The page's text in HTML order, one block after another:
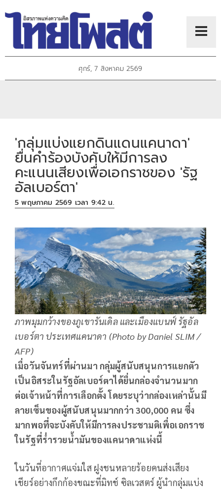
ศุกร์, 7 สิงหาคม 2569
'กลุ่มแบ่งแยกดินแดนแคนาดา'
ยื่นคำร้องบังคับให้มีการลง
คะแนนเสียงเพื่อเอกราชของ 'รัฐ
อัลเบอร์ตา'
5 พฤษภาคม 2569 เวลา 9:42 น.
ภาพมุมกว้างของภูเขารันเดิล และเมืองแบนฟ์ รัฐอัล
เบอร์ตา ประเทศแคนาดา (Photo by Daniel SLIM /
AFP)
เมื่อวันจันทร์ที่ผ่านมา กลุ่มผู้สนับสนุนการแยกตัว
เป็นอิสระในรัฐอัลเบอร์ตาได้ยื่นกล่องจำนวนมาก
ต่อเจ้าหน้าที่การเลือกตั้ง โดยระบุว่ากล่องเหล่านั้นมี
ลายเซ็นของผู้สนับสนุนมากกว่า 300,000 คน ซึ่ง
มากพอที่จะบังคับให้มีการลงประชามติเพื่อเอกราช
ในรัฐที่ร่ำรวยน้ำมันของแคนาดาแห่งนี้
ในวันที่อากาศแจ่มใส ฝูงชนหลายร้อยคนส่งเสียง
เชียร์อย่างกึกก้องขณะที่มิทช์ ซิลเวสตร์ ผู้นำกลุ่มแบ่ง